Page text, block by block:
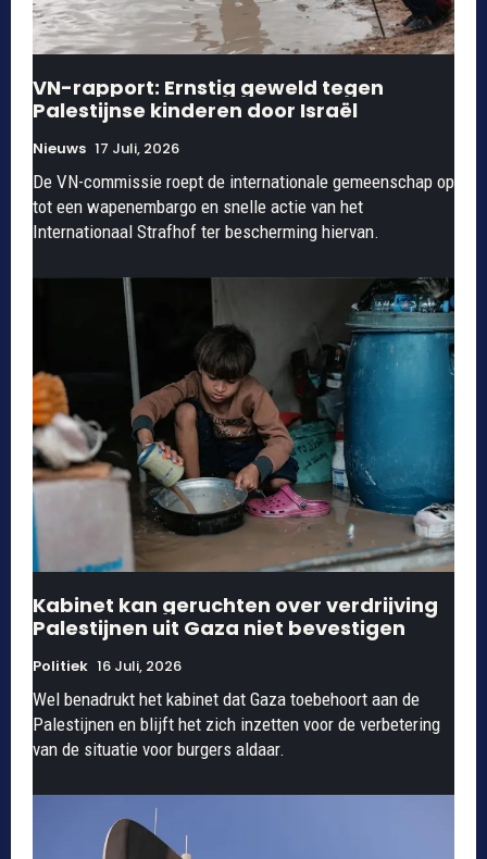
VN-rapport: Ernstig geweld tegen
Palestijnse kinderen door Israël
Nieuws 17 Juli, 2026
De VN-commissie roept de internationale gemeenschap op
tot een wapenembargo en snelle actie van het
Internationaal Strafhof ter bescherming hiervan.
Kabinet kan geruchten over verdrijving
Palestijnen uit Gaza niet bevestigen
Politiek 16 Juli, 2026
Wel benadrukt het kabinet dat Gaza toebehoort aan de
Palestijnen en blijft het zich inzetten voor de verbetering
van de situatie voor burgers aldaar.